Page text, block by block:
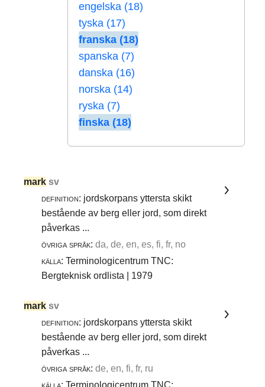
engelska (18)
tyska (17)
franska (18)
spanska (7)
danska (16)
norska (14)
ryska (7)
finska (18)
mark sv
definition: jordskorpans yttersta skikt
bestående av berg eller jord, som direkt
påverkas ...
övriga språk: da, de, en, es, fi, fr, no
källa: Terminologicentrum TNC:
Bergteknisk ordlista | 1979
mark sv
definition: jordskorpans yttersta skikt
bestående av berg eller jord, som direkt
påverkas ...
övriga språk: de, en, fi, fr, ru
källa: Terminologicentrum TNC: